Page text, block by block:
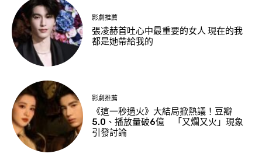
影劇推薦
張凌赫首吐心中最重要的女人 現在的我
都是她帶給我的
影劇推薦
《這一秒過火》大結局掀熱議！豆瓣
5.0、播放量破6億 「又爛又火」現象
引發討論